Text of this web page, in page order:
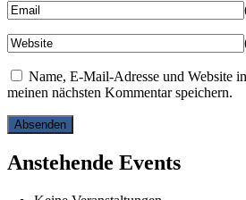
Name, E-Mail-Adresse und Website
meinen nächsten Kommentar speichern.
Anstehende Events